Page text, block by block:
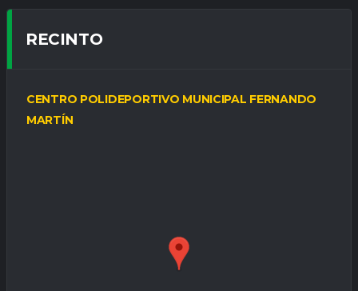
RECINTO
CENTRO POLIDEPORTIVO MUNICIPAL FERNANDO
MARTÍN